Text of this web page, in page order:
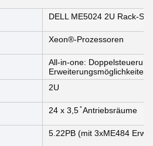
DELL ME5024 2U Rack-
Xeon®-Prozessoren
All-in-one:
Erweiterungsmöglichkeiten
2U
24 x 3,5 ̊ Antriebsräume
5.22PB (mit 3xME484